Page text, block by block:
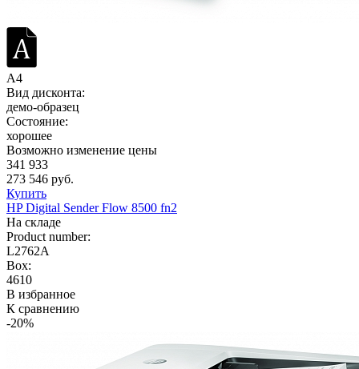
A4
Вид дисконта:
демо-образец
Состояние:
хорошее
Возможно изменение цены
341 933
273 546 руб.
Купить
HP Digital Sender Flow 8500 fn2
На складе
Product number:
L2762A
Box:
4610
В избранное
К сравнению
-20%